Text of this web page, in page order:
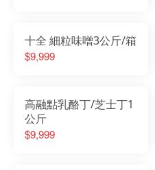
十全 細粒味噌3公斤/箱
$9,999
高融點乳酪丁/芝士丁1
公斤
$9,999